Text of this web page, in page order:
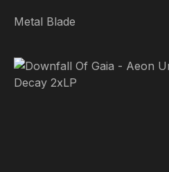
Metal Blade
Skip image gallery